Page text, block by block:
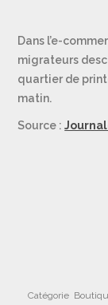
Dans l’e-
migrateurs
quartier de
matin.
Source :
Catégorie